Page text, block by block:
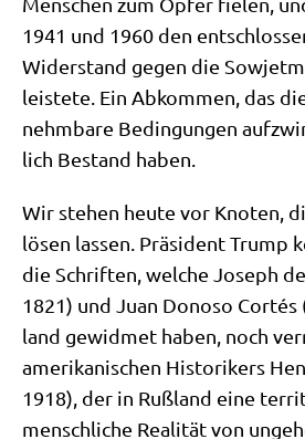
1941 und 1960 den
Wider­stand gegen die
lei­ste­te. Ein Abkom­men, das
nehm­ba­re Bedin­gun­gen
lich Bestand haben.
Wir ste­hen heu­te vor Kno­ten,
lösen las­sen. Prä­si­dent Trump
die Schrif­ten, wel­che Joseph
1821) und Juan Dono­so
land gewid­met haben, noch
ame­ri­ka­ni­schen Histo­ri­kers
1918), der in Ruß­land eine
mensch­li­che Rea­li­tät von